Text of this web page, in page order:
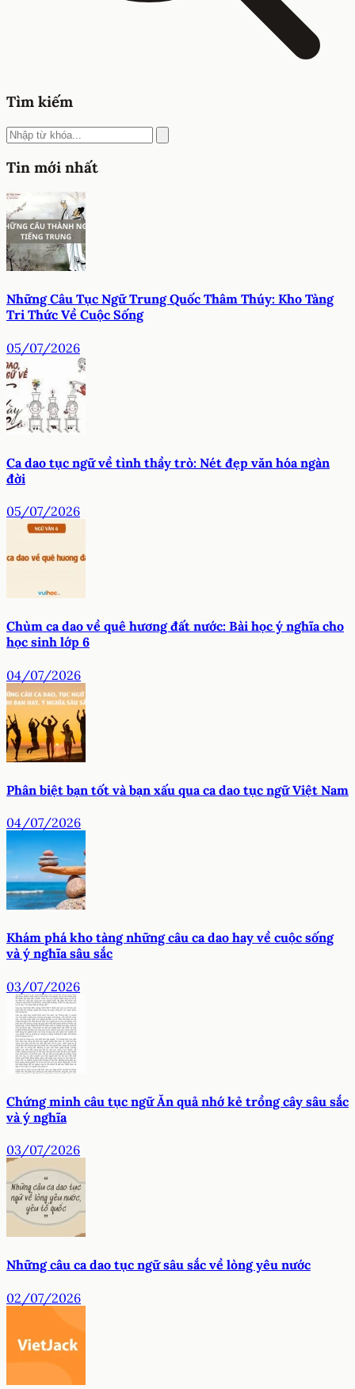
Tìm kiếm
Tin mới nhất
Những Câu Tục Ngữ Trung Quốc Thâm Thúy: Kho Tàng
Tri Thức Về Cuộc Sống
05/07/2026
Ca dao tục ngữ về tình thầy trò: Nét đẹp văn hóa ngàn
đời
05/07/2026
Chùm ca dao về quê hương đất nước: Bài học ý nghĩa cho
học sinh lớp 6
04/07/2026
Phân biệt bạn tốt và bạn xấu qua ca dao tục ngữ Việt Nam
04/07/2026
Khám phá kho tàng những câu ca dao hay về cuộc sống
và ý nghĩa sâu sắc
03/07/2026
Chứng minh câu tục ngữ Ăn quả nhớ kẻ trồng cây sâu sắc
và ý nghĩa
03/07/2026
Những câu ca dao tục ngữ sâu sắc về lòng yêu nước
02/07/2026